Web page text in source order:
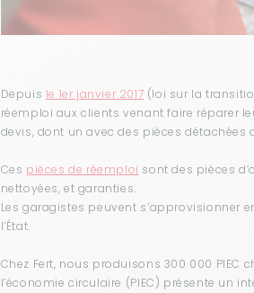
Depuis le 1er janvier 2017 (loi sur la
réemploi aux clients venant faire réparer
devis, dont un avec des pièces détachées
Ces pièces de réemploi sont des pièces
nettoyées, et garanties.
Les garagistes peuvent s’approvisionner
l’État.
Chez Fert, nous produisons 300 000 PIEC
l’économie circulaire (PIEC) présente un